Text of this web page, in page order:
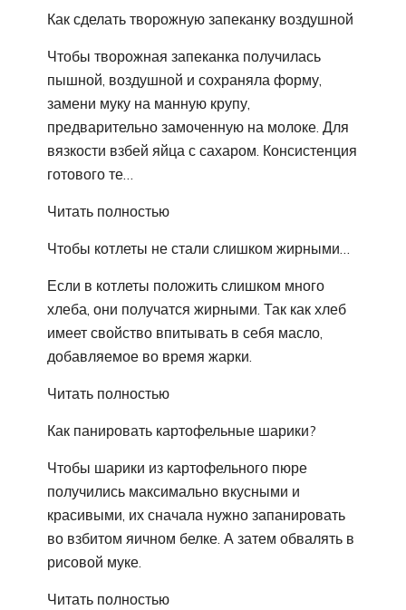
Как сделать творожную запеканку воздушной
Чтобы творожная запеканка получилась
пышной, воздушной и сохраняла форму,
замени муку на манную крупу,
предварительно замоченную на молоке. Для
вязкости взбей яйца с сахаром. Консистенция
готового те…
Читать полностью
Чтобы котлеты не стали слишком жирными…
Если в котлеты положить слишком много
хлеба, они получатся жирными. Так как хлеб
имеет свойство впитывать в себя масло,
добавляемое во время жарки.
Читать полностью
Как панировать картофельные шарики?
Чтобы шарики из картофельного пюре
получились максимально вкусными и
красивыми, их сначала нужно запанировать
во взбитом яичном белке. А затем обвалять в
рисовой муке.
Читать полностью